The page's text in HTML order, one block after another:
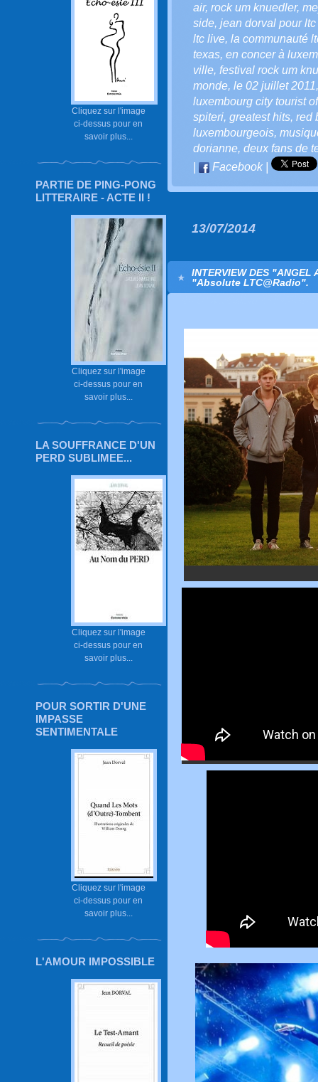
Cliquez sur l'image
ci-dessus pour en
savoir plus...
PARTIE DE PING-PONG
LITTERAIRE - ACTE II !
Cliquez sur l'image
ci-dessus pour en
savoir plus...
LA SOUFFRANCE D'UN
PERD SUBLIMEE...
Cliquez sur l'image
ci-dessus pour en
savoir plus...
POUR SORTIR D'UNE
IMPASSE
SENTIMENTALE
Cliquez sur l'image
ci-dessus pour en
savoir plus...
L'AMOUR IMPOSSIBLE
air, rock um knuedler,
side, jean dorval pour
ltc live, la communauté
texas, en concer à
ville, festival rock um
monde, le 02 juillet 2011
luxembourg city tourist
spiteri, greatest hits, red
luxembourgeois,
dorianne, deux fans de
Facebook|
13/07/2014
INTERVIEW DES "ANGEL
"Absolute LTC@Radio".